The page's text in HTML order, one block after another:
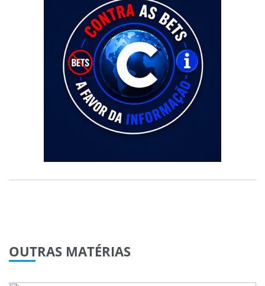
OUTRAS MATÉRIAS